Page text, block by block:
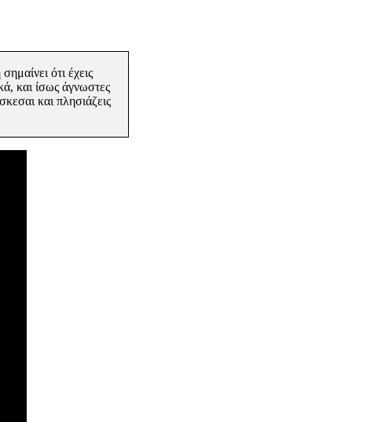
ότι έχεις
και ίσως άγνωστες
και πλησιάζεις